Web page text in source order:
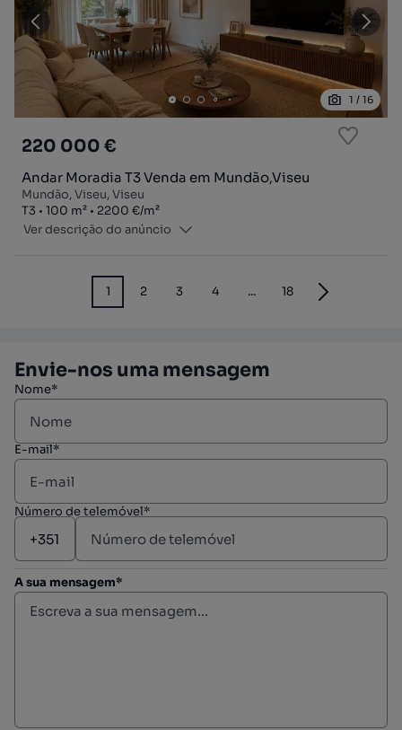
1 / 16
220 000 €
Andar Moradia T3 Venda em Mundão,Viseu
Mundão, Viseu, Viseu
Tipologia
T3
Zona100 m²
Preço por metro quadrado
2200 €/m²
Ver descrição do anúncio
1 2 3 4 ... 18
Envie-nos uma mensagem
Nome*
E-mail*
Número de telemóvel*
A sua mensagem*